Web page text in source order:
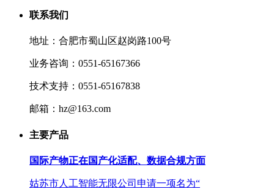
联系我们
地址：合肥市蜀山区赵岗路100号
业务咨询：0551-65167366
技术支持：0551-65167838
邮箱：hz@163.com
主要产品
国际产物正在国产化适配、数据合规方面
姑苏市人工智能无限公司申请一项名为“